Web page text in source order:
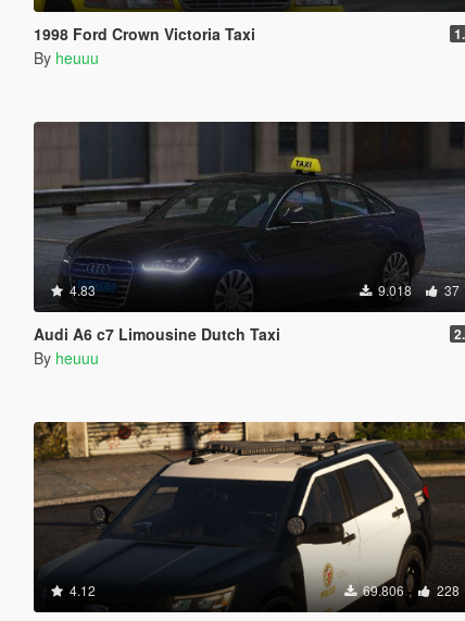
1998 Ford Crown Victoria Taxi
By heuuu
4.83 9.018 37
Audi A6 c7 Limousine Dutch Taxi
By heuuu
4.12 69.806 228